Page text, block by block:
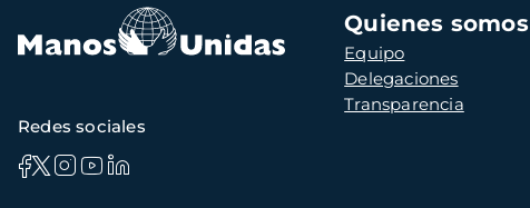
Navegación
principal
Quienes somos
Equipo
Delegaciones
Transparencia
Redes sociales